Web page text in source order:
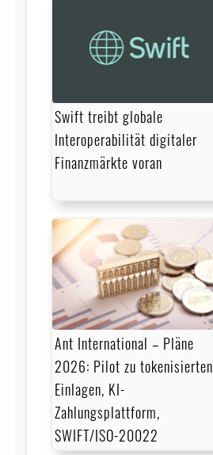
Swift treibt globale
Interoperabilität digitaler
Finanzmärkte voran
Ant International – Pläne
2026: Pilot zu tokenisierten
Einlagen, KI-
Zahlungsplattform,
SWIFT/ISO-20022